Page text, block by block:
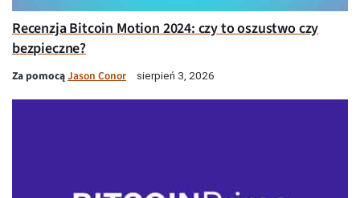
Recenzja Bitcoin Motion 2024: czy to oszustwo czy
bezpieczne?
Za pomocąJason Conor sierpień 3, 2026